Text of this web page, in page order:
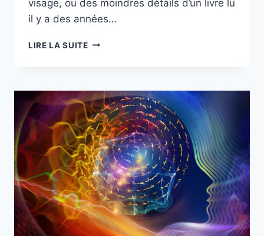
visage, ou des moindres détails d’un livre lu
il y a des années…
LIRE LA SUITE